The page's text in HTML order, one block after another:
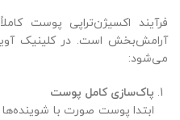
فرآیند اکسیژن‌تراپی پوست
آرامش‌بخش است. در کلینیک
می‌شود:
پاک‌سازی کامل پوست
ابتدا پوست صورت با شوینده‌ها